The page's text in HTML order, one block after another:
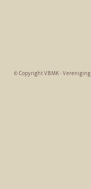
© Copyright VBMK -